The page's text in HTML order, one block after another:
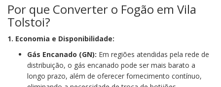
Por que Converter o Fogão em Vila
Tolstoi?
1. Economia e Disponibilidade:
Gás Encanado (GN): Em regiões atendidas pela rede de
distribuição, o gás encanado pode ser mais barato a
longo prazo, além de oferecer fornecimento contínuo,